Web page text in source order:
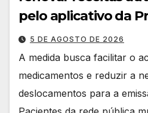
pelo aplicativo da
5 DE AGOSTO DE 2026
A medida busca facilitar o
medicamentos e reduzir a
deslocamentos para a